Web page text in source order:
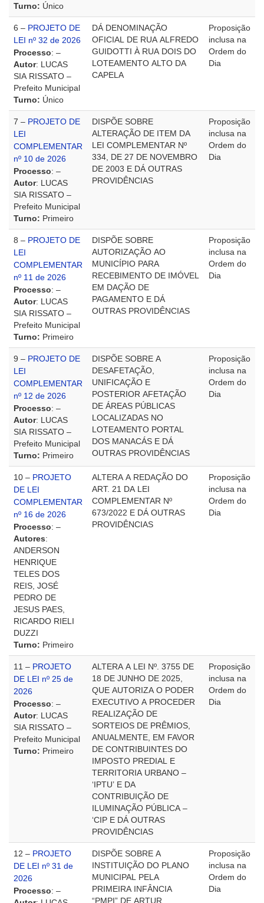
Turno: Único
6 – PROJETO DE
LEI nº 32 de 2026
Processo: –
Autor: LUCAS
SIA RISSATO –
Prefeito Municipal
Turno: Único
DÁ DENOMINAÇÃO
OFICIAL DE RUA ALFREDO
GUIDOTTI À RUA DOIS DO
LOTEAMENTO ALTO DA
CAPELA
Proposição
inclusa na
Ordem do
Dia
7 – PROJETO DE
LEI
COMPLEMENTAR
nº 10 de 2026
Processo: –
Autor: LUCAS
SIA RISSATO –
Prefeito Municipal
Turno: Primeiro
DISPÕE SOBRE
ALTERAÇÃO DE ITEM DA
LEI COMPLEMENTAR Nº
334, DE 27 DE NOVEMBRO
DE 2003 E DÁ OUTRAS
PROVIDÊNCIAS
Proposição
inclusa na
Ordem do
Dia
8 – PROJETO DE
LEI
COMPLEMENTAR
nº 11 de 2026
Processo: –
Autor: LUCAS
SIA RISSATO –
Prefeito Municipal
Turno: Primeiro
DISPÕE SOBRE
AUTORIZAÇÃO AO
MUNICÍPIO PARA
RECEBIMENTO DE IMÓVEL
EM DAÇÃO DE
PAGAMENTO E DÁ
OUTRAS PROVIDÊNCIAS
Proposição
inclusa na
Ordem do
Dia
9 – PROJETO DE
LEI
COMPLEMENTAR
nº 12 de 2026
Processo: –
Autor: LUCAS
SIA RISSATO –
Prefeito Municipal
Turno: Primeiro
DISPÕE SOBRE A
DESAFETAÇÃO,
UNIFICAÇÃO E
POSTERIOR AFETAÇÃO
DE ÁREAS PÚBLICAS
LOCALIZADAS NO
LOTEAMENTO PORTAL
DOS MANACÁS E DÁ
OUTRAS PROVIDÊNCIAS
Proposição
inclusa na
Ordem do
Dia
10 – PROJETO
DE LEI
COMPLEMENTAR
nº 16 de 2026
Processo: –
Autores:
ANDERSON
HENRIQUE
TELES DOS
REIS, JOSÉ
PEDRO DE
JESUS PAES,
RICARDO RIELI
DUZZI
Turno: Primeiro
ALTERA A REDAÇÃO DO
ART. 21 DA LEI
COMPLEMENTAR Nº
673/2022 E DÁ OUTRAS
PROVIDÊNCIAS
Proposição
inclusa na
Ordem do
Dia
11 – PROJETO
DE LEI nº 25 de
2026
Processo: –
Autor: LUCAS
SIA RISSATO –
Prefeito Municipal
Turno: Primeiro
ALTERA A LEI Nº. 3755 DE
18 DE JUNHO DE 2025,
QUE AUTORIZA O PODER
EXECUTIVO A PROCEDER
REALIZAÇÃO DE
SORTEIOS DE PRÊMIOS,
ANUALMENTE, EM FAVOR
DE CONTRIBUINTES DO
IMPOSTO PREDIAL E
TERRITORIA URBANO –
‘IPTU’ E DA
CONTRIBUIÇÃO DE
ILUMINAÇÃO PÚBLICA –
‘CIP E DÁ OUTRAS
PROVIDÊNCIAS
Proposição
inclusa na
Ordem do
Dia
12 – PROJETO
DE LEI nº 31 de
2026
Processo: –
DISPÕE SOBRE A
INSTITUIÇÃO DO PLANO
MUNICIPAL PELA
PRIMEIRA INFÂNCIA
“PMPI” DE ARTUR
Proposição
inclusa na
Ordem do
Dia